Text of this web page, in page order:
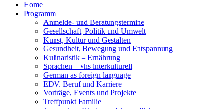
Home
Programm
Anmelde- und Beratungstermine
Gesellschaft, Politik und Umwelt
Kunst, Kultur und Gestalten
Gesundheit, Bewegung und Entspannung
Kulinaristik – Ernährung
Sprachen – vhs interkulturell
German as foreign language
EDV, Beruf und Karriere
Vorträge, Events und Projekte
Treffpunkt Familie